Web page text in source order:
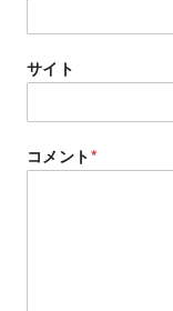
サイト
コメント*